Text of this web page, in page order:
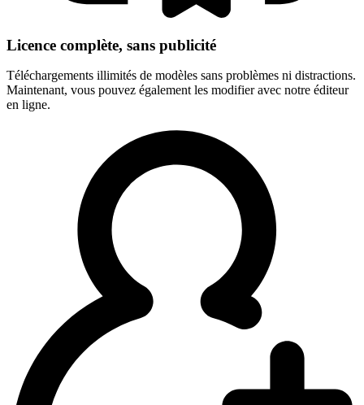
Licence complète, sans publicité
Téléchargements illimités de modèles sans problèmes ni distractions.
Maintenant, vous pouvez également les modifier avec notre éditeur
en ligne.